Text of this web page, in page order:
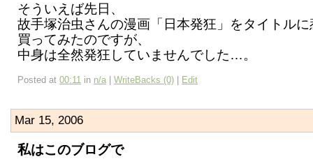
そういえば先日、
故手塚治虫さんの漫画「日本発狂」をタイトル
買ってみたのですが、
中身は全然発狂していませんでした…。
Posted at 00:11 in n/a WriteBacks (0) Edit
Mar 15, 2006
私はこのブログで